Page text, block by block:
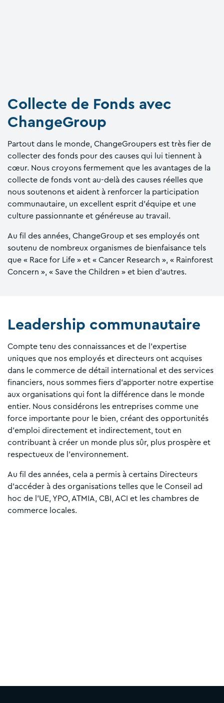
Collecte de Fonds avec
ChangeGroup
Partout dans le monde, ChangeGroupers est très fier de
collecter des fonds pour des causes qui lui tiennent à
cœur. Nous croyons fermement que les avantages de la
collecte de fonds vont au-delà des causes réelles que
nous soutenons et aident à renforcer la participation
communautaire, un excellent esprit d'équipe et une
culture passionnante et généreuse au travail.
Au fil des années, ChangeGroup et ses employés ont
soutenu de nombreux organismes de bienfaisance tels
que « Race for Life » et « Cancer Research », « Rainforest
Concern », « Save the Children » et bien d'autres.
Leadership communautaire
Compte tenu des connaissances et de l'expertise
uniques que nos employés et directeurs ont acquises
dans le commerce de détail international et des services
financiers, nous sommes fiers d'apporter notre expertise
aux organisations qui font la différence dans le monde
entier. Nous considérons les entreprises comme une
force importante pour le bien, créant des opportunités
d'emploi directement et indirectement, tout en
contribuant à créer un monde plus sûr, plus prospère et
respectueux de l'environnement.
Au fil des années, cela a permis à certains Directeurs
d’accéder à des organisations telles que le Conseil ad
hoc de l'UE, YPO, ATMIA, CBI, ACI et les chambres de
commerce locales.